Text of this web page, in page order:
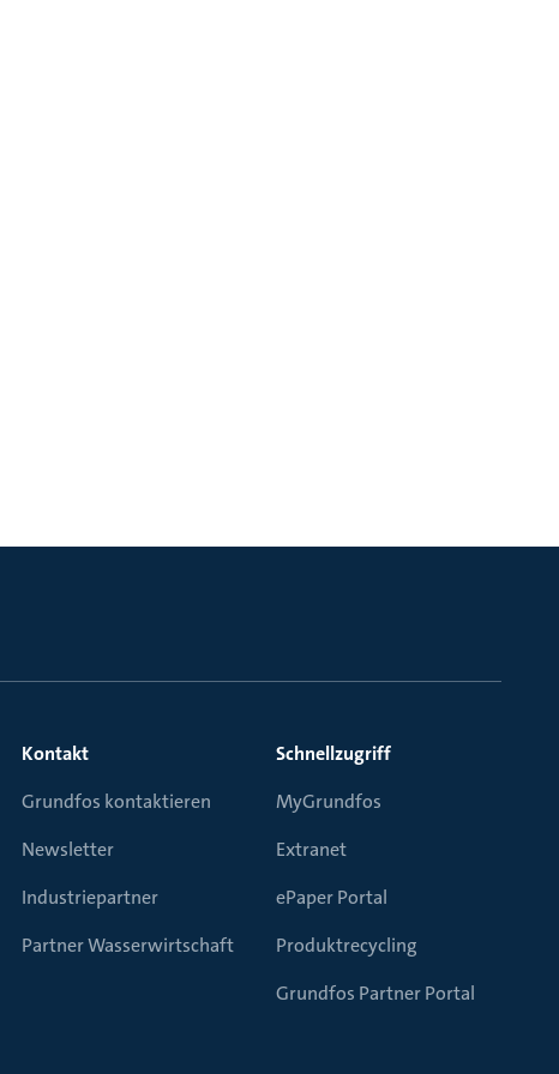
Kontakt
Grundfos kontaktieren
Newsletter
Industriepartner
Partner Wasserwirtschaft
Schnellzugriff
MyGrundfos
Extranet
ePaper Portal
Produktrecycling
Grundfos Partner Portal